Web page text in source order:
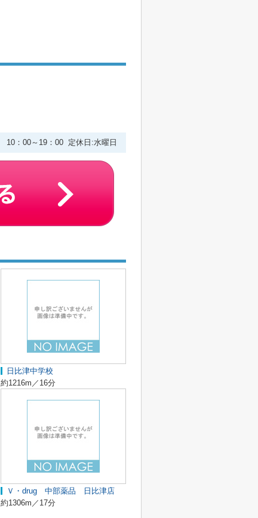
10：00～19：00 定休日:水曜日
日比津中学校
約1216m／16分
Ｖ・drug 中部薬品 日比津店
約1306m／17分